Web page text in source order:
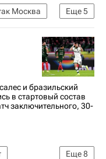
Еще5
Москва
и бразильский
в стартовый состав
заключительного, 30-
Еще8